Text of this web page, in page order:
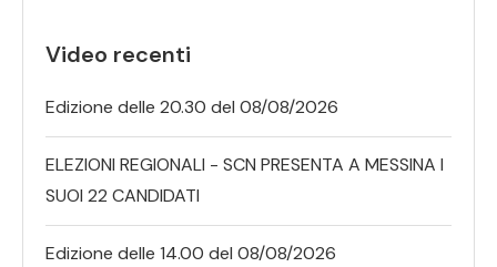
Video recenti
Edizione delle 20.30 del 08/08/2026
ELEZIONI REGIONALI - SCN PRESENTA A MESSINA I
SUOI 22 CANDIDATI
Edizione delle 14.00 del 08/08/2026